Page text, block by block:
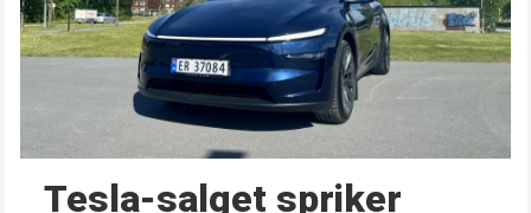
Tesla-salget spriker